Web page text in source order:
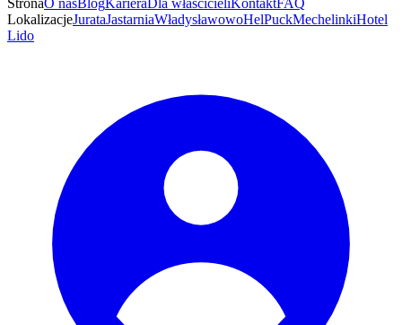
LokalizacjeJurataJastarniaWładysławowoHelPuckMechelinkiHotel
Lido